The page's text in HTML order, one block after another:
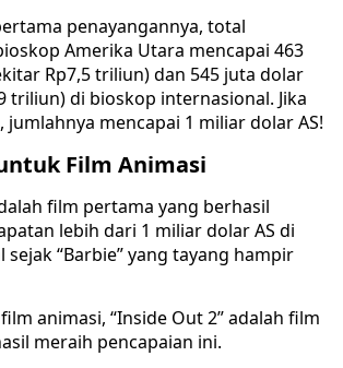
penayangannya, total
Amerika Utara mencapai 463
Rp7,5 triliun) dan 545 juta dolar
triliun) di bioskop internasional. Jika
mencapai 1 miliar dolar AS!
Film Animasi
film pertama yang berhasil
lebih dari 1 miliar dolar AS di
sejak “Barbie” yang tayang hampir
animasi, “Inside Out 2” adalah film
meraih pencapaian ini.